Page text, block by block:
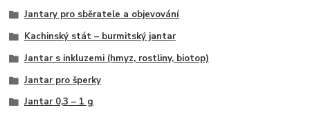
Jantary pro sběratele a objevování
Kachinský stát – burmitský jantar
Jantar s inkluzemi (hmyz, rostliny, biotop)
Jantar pro šperky
Jantar 0,3 – 1 g